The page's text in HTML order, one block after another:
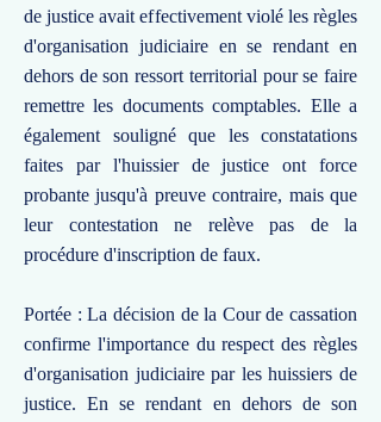
de justice avait effectivement violé les règles
d'organisation judiciaire en se rendant en
dehors de son ressort territorial pour se faire
remettre les documents comptables. Elle a
également souligné que les constatations
faites par l'huissier de justice ont force
probante jusqu'à preuve contraire, mais que
leur contestation ne relève pas de la
procédure d'inscription de faux.
Portée : La décision de la Cour de cassation
confirme l'importance du respect des règles
d'organisation judiciaire par les huissiers de
justice. En se rendant en dehors de son